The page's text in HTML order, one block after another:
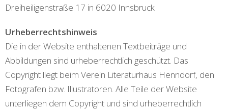
Dreiheiligenstraße 17 in 6020 Innsbruck
Urheberrechtshinweis
Die in der Website enthaltenen Textbeiträge und
Abbildungen sind urheberrechtlich geschützt. Das
Copyright liegt beim Verein Literaturhaus Henndorf, den
Fotografen bzw. Illustratoren. Alle Teile der Website
unterliegen dem Copyright und sind urheberrechtlich